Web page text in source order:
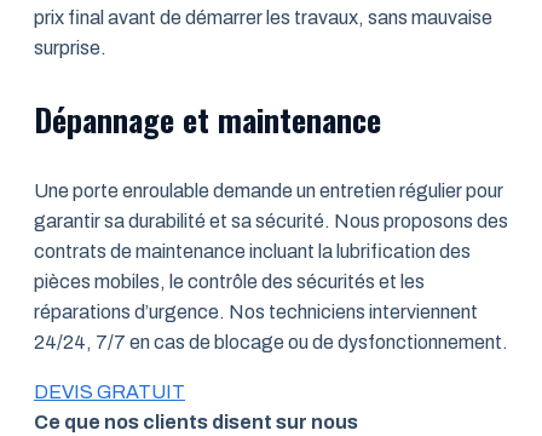
prix final avant de démarrer les travaux, sans mauvaise
surprise.
Dépannage et maintenance
Une porte enroulable demande un entretien régulier pour
garantir sa durabilité et sa sécurité. Nous proposons des
contrats de maintenance incluant la lubrification des
pièces mobiles, le contrôle des sécurités et les
réparations d’urgence. Nos techniciens interviennent
24/24, 7/7 en cas de blocage ou de dysfonctionnement.
DEVIS GRATUIT
Ce que nos clients disent sur nous